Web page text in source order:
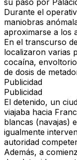
su paso por
Durante el
maniobras
aproximarse a los
En el transcurso
localizaron varias
cocaína,
de dosis de
Publicidad
Publicidad
El detenido, un
viajaba hacia
blancas (navajas)
igualmente
autoridad
Además, a